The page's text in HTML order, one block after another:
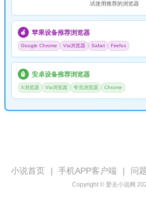
试使用推荐的浏览器
🍎 苹果设备推荐浏览器
Google Chrome Via浏览器 Safari Firefox
🤖 安卓设备推荐浏览器
X浏览器 Via浏览器 夸克浏览器 Chrome
小说首页 手机APP客户端 问
Copyright © 爱去小说网